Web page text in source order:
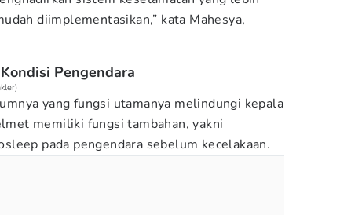
diimplementasikan,” kata Mahesya,
Pengendara
yang fungsi utamanya melindungi kepala
memiliki fungsi tambahan, yakni
pada pengendara sebelum kecelakaan.